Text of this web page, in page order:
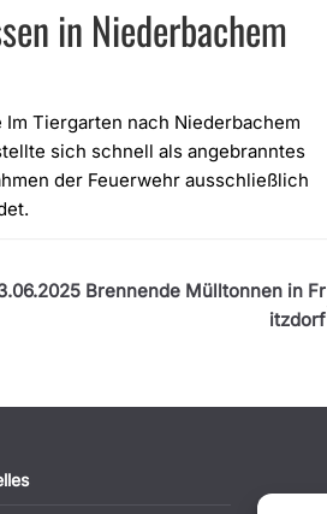
in Niederbachem
Tiergarten nach Niederbachem
sich schnell als angebranntes
der Feuerwehr ausschließlich
Brennende Mülltonnen in Fr
itzdorf